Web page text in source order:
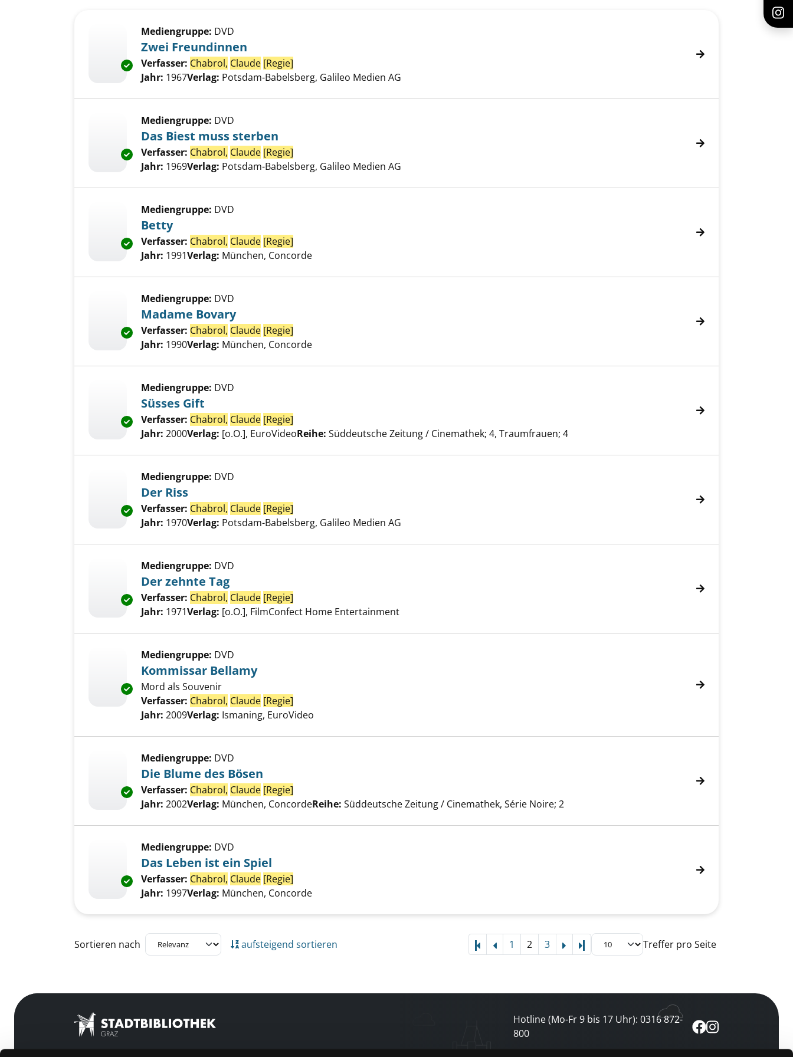
Exemplar-Details von Zwei Freundinnen anzeigen
Mediengruppe: DVD
Zwei Freundinnen
Verfasser: Chabrol, Claude [Regie]
Jahr: 1967Verlag: Potsdam-Babelsberg, Galileo Medien AG
Exemplar-Details von Das Biest muss sterben anzeigen
Mediengruppe: DVD
Das Biest muss sterben
Verfasser: Chabrol, Claude [Regie]
Jahr: 1969Verlag: Potsdam-Babelsberg, Galileo Medien AG
Exemplar-Details von Betty anzeigen
Mediengruppe: DVD
Betty
Verfasser: Chabrol, Claude [Regie]
Jahr: 1991Verlag: München, Concorde
Exemplar-Details von Madame Bovary anzeigen
Mediengruppe: DVD
Madame Bovary
Verfasser: Chabrol, Claude [Regie]
Jahr: 1990Verlag: München, Concorde
Exemplar-Details von Süsses Gift anzeigen
Mediengruppe: DVD
Süsses Gift
Verfasser: Chabrol, Claude [Regie]
Jahr: 2000Verlag: [o.O.], EuroVideoReihe: Süddeutsche Zeitung / Cinemathek; 4, Traumfrauen; 4
Exemplar-Details von Der Riss anzeigen
Mediengruppe: DVD
Der Riss
Verfasser: Chabrol, Claude [Regie]
Jahr: 1970Verlag: Potsdam-Babelsberg, Galileo Medien AG
Exemplar-Details von Der zehnte Tag anzeigen
Mediengruppe: DVD
Der zehnte Tag
Verfasser: Chabrol, Claude [Regie]
Jahr: 1971Verlag: [o.O.], FilmConfect Home Entertainment
Exemplar-Details von Kommissar Bellamy anzeigen
Mediengruppe: DVD
Kommissar Bellamy
Mord als Souvenir
Verfasser: Chabrol, Claude [Regie]
Jahr: 2009Verlag: Ismaning, EuroVideo
Exemplar-Details von Die Blume des Bösen anzeigen
Mediengruppe: DVD
Die Blume des Bösen
Verfasser: Chabrol, Claude [Regie]
Jahr: 2002Verlag: München, ConcordeReihe: Süddeutsche Zeitung / Cinemathek, Série Noire; 2
Exemplar-Details von Das Leben ist ein Spiel anzeigen
Mediengruppe: DVD
Das Leben ist ein Spiel
Verfasser: Chabrol, Claude [Regie]
Jahr: 1997Verlag: München, Concorde
Zu den Suchfiltern springen
Sortieren nach aufsteigend sortieren 1 2 3 Letzte Seite Treffer pro Seite
Hotline (Mo-Fr 9 bis 17 Uhr): 0316 872-
800